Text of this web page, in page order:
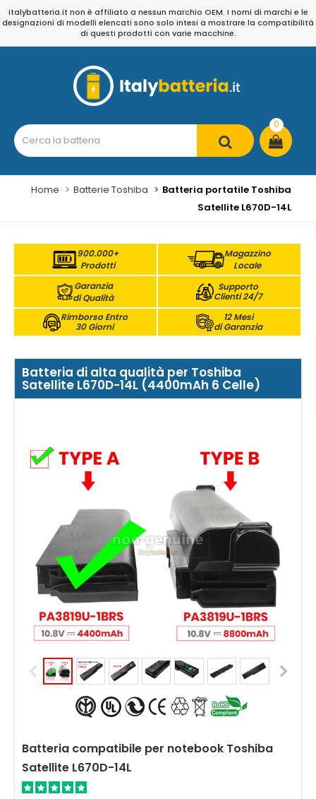
italybatteria.it non è affiliato a nessun marchio OEM. I nomi di marchi e le
designazioni di modelli elencati sono solo intesi a mostrare la compatibilità
di questi prodotti con varie macchine.
0
Home Batterie Toshiba
Batteria portatile Toshiba
Satellite L670D-14L
900.000+
Prodotti
Magazzino
Locale
Garanzia
di Qualità
Supporto
Clienti 24/7
Rimborso Entro
30 Giorni
12 Mesi
di Garanzia
Batteria di alta qualità per Toshiba
Satellite L670D-14L (4400mAh 6 Celle)
Batteria compatibile per notebook Toshiba
Satellite L670D-14L